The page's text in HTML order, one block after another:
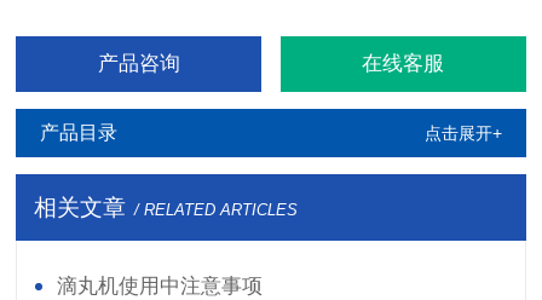
产品咨询 在线客服
产品目录 点击展开+
相关文章 / RELATED ARTICLES
滴丸机使用中注意事项